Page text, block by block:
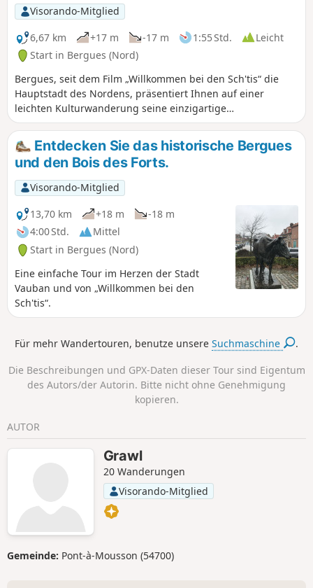
Visorando-Mitglied
6,67 km
+17 m -17 m 1:55 Std.
Leicht
Start in Bergues (Nord)
Bergues, seit dem Film „Willkommen bei den Sch'tis“ die
Hauptstadt des Nordens, präsentiert Ihnen auf einer
leichten Kulturwanderung seine einzigartige
Festungsanlage aus dem 13. bis 19. Jahrhundert.
Entdecken Sie das historische Bergues
und den Bois des Forts.
Visorando-Mitglied
13,70 km
+18 m
-18 m
4:00 Std.
Mittel
Start in Bergues (Nord)
Eine einfache Tour im Herzen der Stadt
Vauban und von „Willkommen bei den
Sch'tis“.
Für mehr Wandertouren, benutze unsereSuchmaschine .
Die Beschreibungen und GPX-Daten dieser Tour sind Eigentum
des Autors/der Autorin. Bitte nicht ohne Genehmigung
kopieren.
AUTOR
Grawl
20 Wanderungen
Visorando-Mitglied
Gemeinde: Pont-à-Mousson (54700)